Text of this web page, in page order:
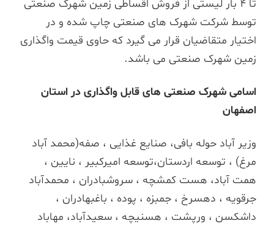
تا 4 بار لیستی از فروش اقساطی زمین شهرک صنعتی
توسط شرکت شهرک های صنعتی چاپ شده و در
اختیار متقاضیان قرار می گیرد که حاوی قیمت واگذاری
زمین شهرک صنعتی می باشد.
اسامی شهرک صنعتی های قابل واگذاری در استان
اصفهان
وزیر آباد حوله بافی، صنایع غذایی ، صفه(محمد آباد
مرغ) ، توسعه اردستان،توسعه امیرکبیر ، نایین ،
همت آباد، هست کمشچه ، سروشبادران ، محمدآباد
جرقویه ، دهسرخ ، جمبزه ، پوده ، باغبهادران ،
داشکسن ، ورپشت ، هسنیچه ، سعیدآباد، مهاباد